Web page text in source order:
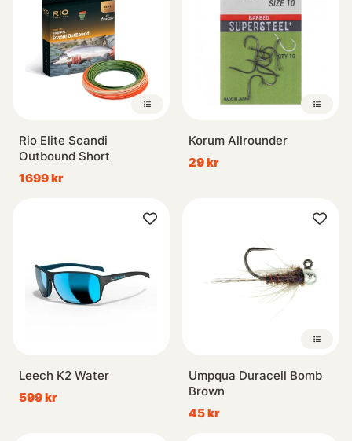
Rio Elite Scandi
Outbound Short
1699 kr
Korum Allrounder
29 kr
Leech K2 Water
599 kr
Umpqua Duracell Bomb
Brown
45 kr